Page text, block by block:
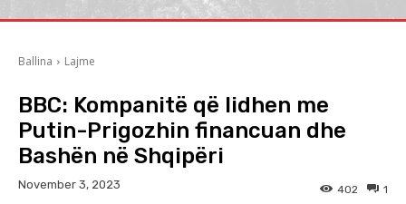
Ballina Lajme
BBC: Kompanitë që lidhen me
Putin-Prigozhin financuan dhe
Bashën në Shqipëri
November 3, 2023 1
402